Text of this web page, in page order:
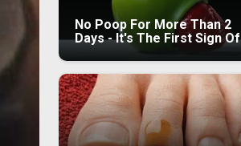
No Poop For More Than 2
Days - It's The First Sign Of